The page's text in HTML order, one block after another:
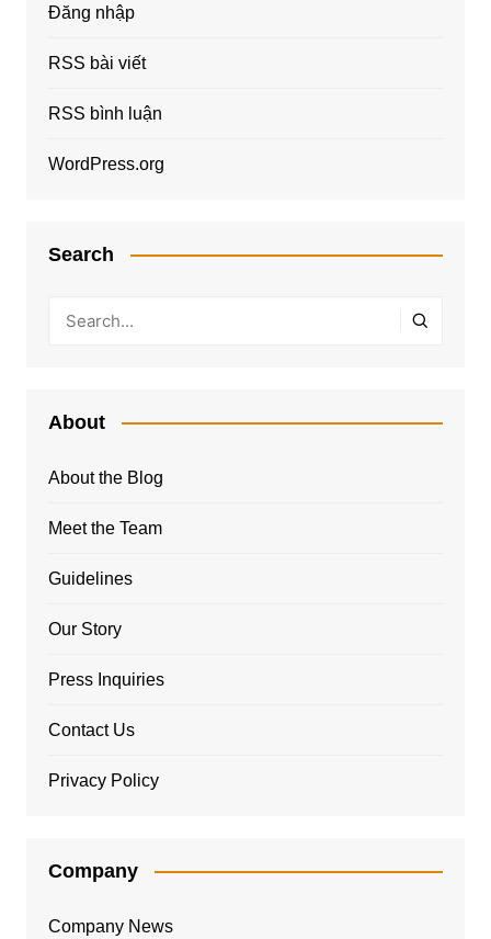
Đăng nhập
RSS bài viết
RSS bình luận
WordPress.org
Search
About
About the Blog
Meet the Team
Guidelines
Our Story
Press Inquiries
Contact Us
Privacy Policy
Company
Company News